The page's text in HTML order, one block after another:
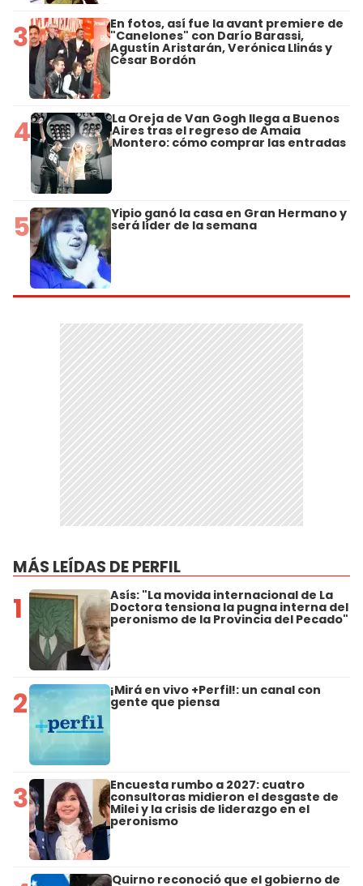
3 En fotos, así fue la avant premiere de
"Canelones" con Darío Barassi,
Agustín Aristarán, Verónica Llinás y
César Bordón
4 La Oreja de Van Gogh llega a Buenos
Aires tras el regreso de Amaia
Montero: cómo comprar las entradas
5 Yipio ganó la casa en Gran Hermano y
será líder de la semana
MÁS LEÍDAS DE PERFIL
1 Asís: "La movida internacional de La
Doctora tensiona la pugna interna del
peronismo de la Provincia del Pecado"
2 ¡Mirá en vivo +Perfil!: un canal con
gente que piensa
3 Encuesta rumbo a 2027: cuatro
consultoras midieron el desgaste de
Milei y la crisis de liderazgo en el
peronismo
Quirno reconoció que el gobierno de